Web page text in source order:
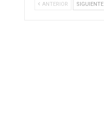
ANTERIOR SIGUIENTE